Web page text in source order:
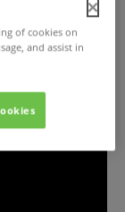
of cookies on
and assist in